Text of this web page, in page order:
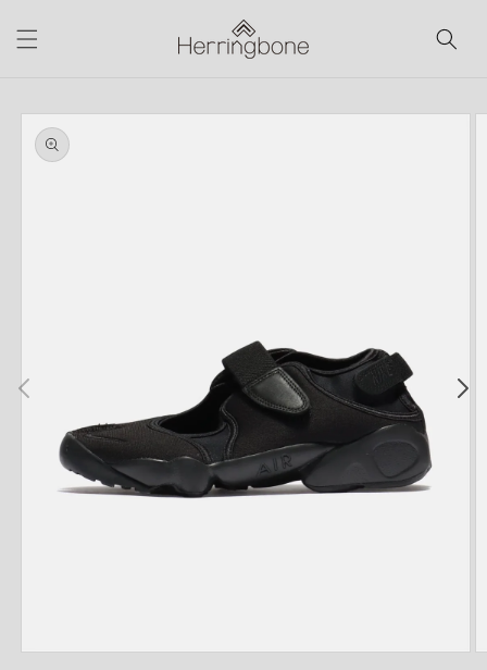
進む
商品情
報にス
キップ